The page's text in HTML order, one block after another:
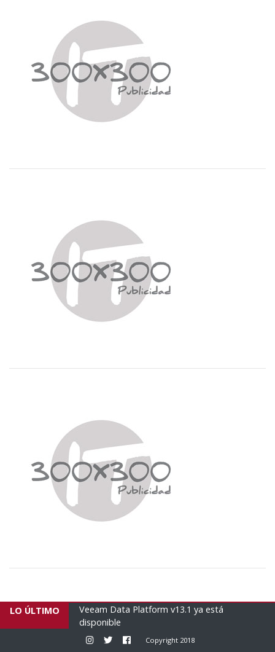
LO ÚLTIMO
Architect para el
Veeam Data Platform v13.1 ya está
disponible
Copyright 2018
Instagram
TwitterFacebook